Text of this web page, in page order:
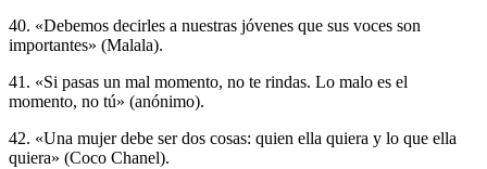
40. «Debemos decirles a nuestras jóvenes que sus voces son
importantes» (Malala).
41. «Si pasas un mal momento, no te rindas. Lo malo es el
momento, no tú» (anónimo).
42. «Una mujer debe ser dos cosas: quien ella quiera y lo que ella
quiera» (Coco Chanel).